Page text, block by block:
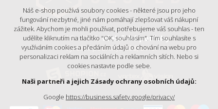
© 2018 - 2026, Včelařské potřeby
- Výrobní podnik Ještěd, s.r.o.
Náš e-shop používá soubory cookies - některé jsou pro jeho
fungování nezbytné, jiné nám pomáhají zlepšovat váš nákupní
zážitek. Abychom je mohli používat, potřebujeme váš souhlas - ten
udělíte kliknutím na tlačítko "OK, souhlasím". Tím souhlasíte s
využíváním cookies a předáním údajů o chování na webu pro
personalizaci reklam na sociálních a reklamních sítích. Nebo si
cookies nastavte podle sebe.
Naši partneři a jejich Zásady ochrany osobních údajů:
Google https://business.safety.google/privacy/